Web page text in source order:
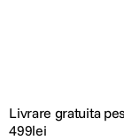
Livrare gratuita
499lei